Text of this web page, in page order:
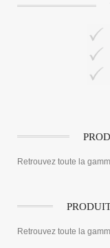
Retrouvez toute la
Retrouvez toute la